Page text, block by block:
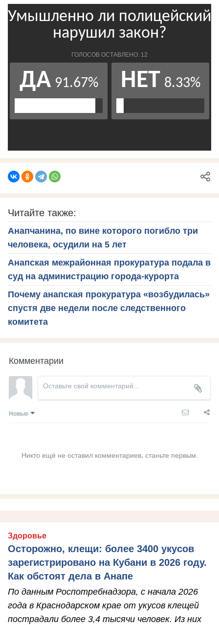
Читайте также:
Анапчанина, по вине которого погибло три
человека, осудили на 5 лет
Анапская межрайонная прокуратура подала в
суд на администрацию города-курорта
Почему анапская прокуратура «возбудилась»
спустя две недели после следственного
комитета
Комментарии
Новые
Никто ещё не оставил комментариев, станьте первым.
Здоровье
Осторожно, клещи: более 3400 укусов
зарегистрировано на Кубани в 2026 году.
Как обстоят дела в Анапе
По данным Роспотребнадзора, с начала 2026
года в Краснодарском крае от укусов клещей
пострадали более 3,4 тысячи человек. Из них